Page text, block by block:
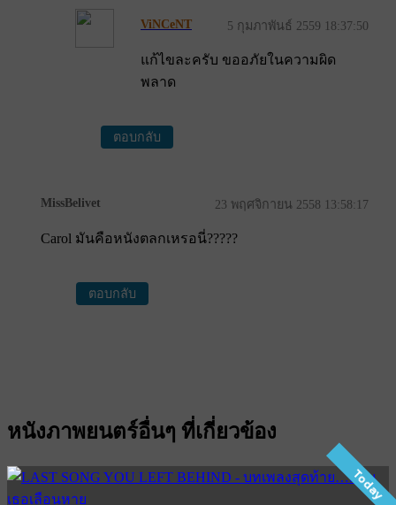
ViNCeNT 5 กุมภาพันธ์ 2559 18:37:50
แก้ไขละครับ ขออภัยในความผิด
พลาด
ตอบกลับ
MissBelivet 23 พฤศจิกายน 2558 13:58:17
Carol มันคือหนังตลกเหรอนี่?????
ตอบกลับ
หนังภาพยนตร์อื่นๆ ที่เกี่ยวข้อง
Today